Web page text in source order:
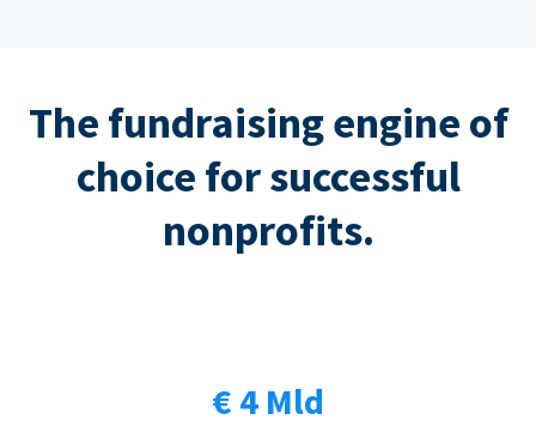
The fundraising engine of
choice for successful
nonprofits.
€ 4 Mld